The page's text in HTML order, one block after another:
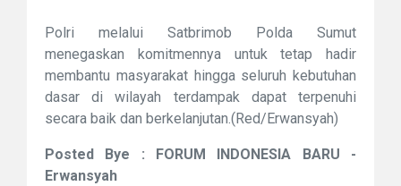
Polri melalui Satbrimob Polda Sumut
menegaskan komitmennya untuk tetap hadir
membantu masyarakat hingga seluruh kebutuhan
dasar di wilayah terdampak dapat terpenuhi
secara baik dan berkelanjutan.(Red/Erwansyah)
Posted Bye : FORUM INDONESIA BARU -
Erwansyah